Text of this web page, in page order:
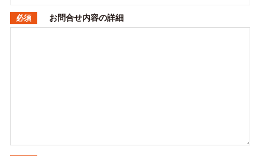
必須 お問合せ内容の詳細